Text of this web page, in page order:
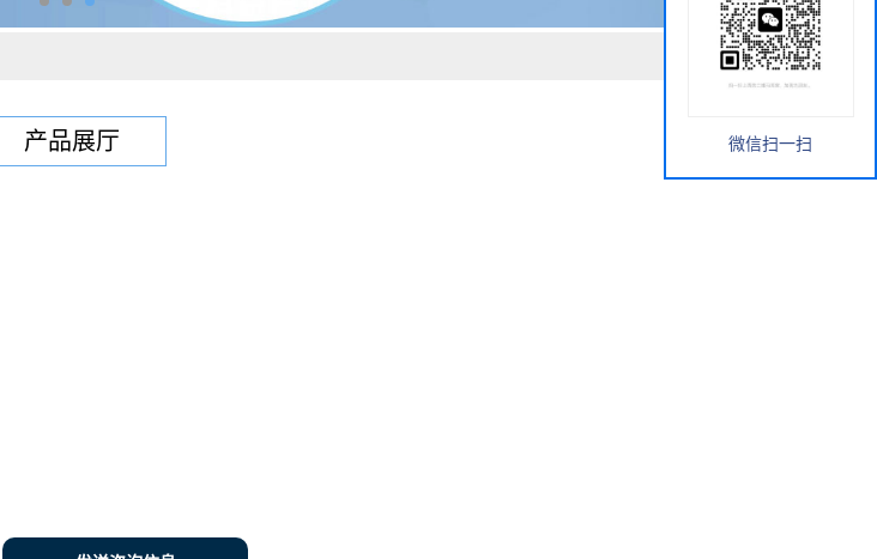
产品展厅 微信扫一扫